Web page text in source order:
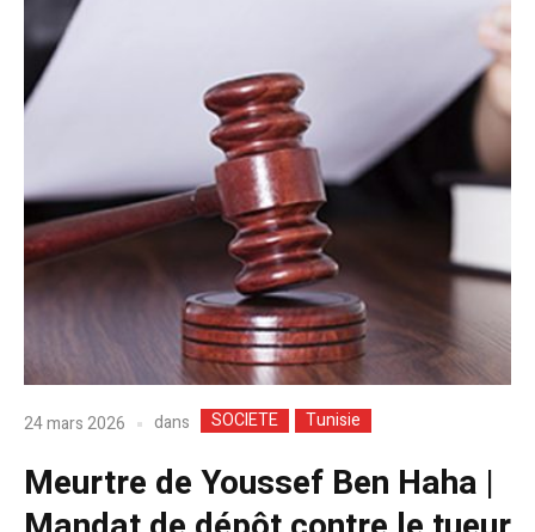
24 mars 2026 dans SOCIETE Tunisie
Meurtre de Youssef Ben Haha |